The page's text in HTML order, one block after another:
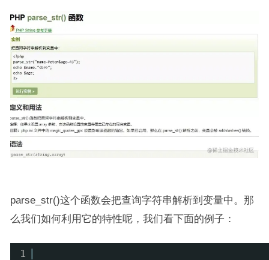
parse_str()这个函数会把查询字符串解析到变量中。那
么我们如何利用它的特性呢，我们看下面的例子：
1